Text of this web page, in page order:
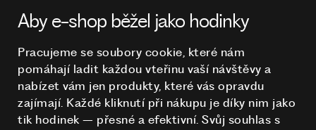
O NÁKUPU
HODINKY
Aby e-shop běžel jako hodinky
Pracujeme se soubory cookie, které nám
pomáhají ladit každou vteřinu vaší návštěvy a
nabízet vám jen produkty, které vás opravdu
zajímají. Každé kliknutí při nákupu je díky nim jako
tik hodinek – přesné a efektivní. Svůj souhlas s